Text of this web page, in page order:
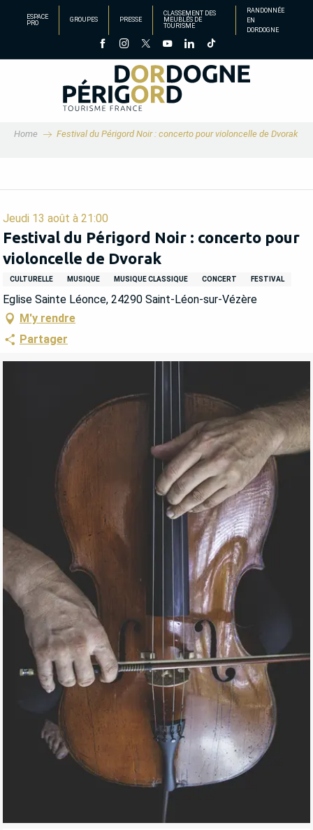
principal
ESPACE
PRO
GROUPES PRESSE
CLASSEMENT DES
MEUBLÉS DE
TOURISME
RANDONNÉE
EN
DORDOGNE
Home Festival du Périgord Noir : concerto pour violoncelle de Dvorak
Jeudi 13 août à 21:00
Festival du Périgord Noir : concerto pour
violoncelle de Dvorak
CULTURELLE MUSIQUE MUSIQUE CLASSIQUE CONCERT FESTIVAL
Eglise Sainte Léonce, 24290 Saint-Léon-sur-Vézère
M'y rendre
Partager